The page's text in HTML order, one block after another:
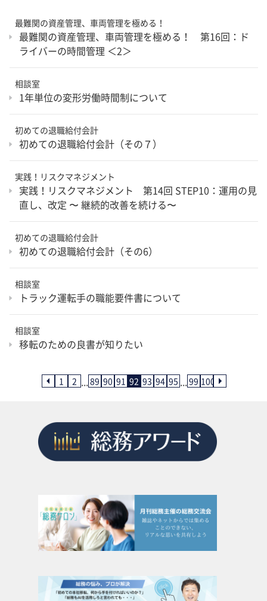
最難関の資産管理、車両管理を極める！
最難関の資産管理、車両管理を極める！ 第16回：ド
ライバーの時間管理 ＜2＞
相談室
1年単位の変形労働時間制について
初めての退職給付会計
初めての退職給付会計（その７）
実践！リスクマネジメント
実践！リスクマネジメント 第14回 STEP10：運用の見
直し、改定 〜 継続的改善を続ける〜
初めての退職給付会計
初めての退職給付会計（その6）
相談室
トラック運転手の職能要件書について
相談室
移転のための良書が知りたい
1 2 ...89 90 91 92 93 94 95 ...99 100